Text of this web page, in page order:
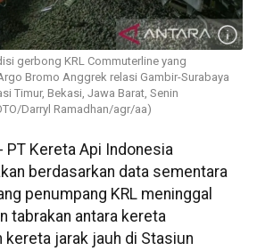
gerbong KRL Commuterline yang
Bromo Anggrek relasi Gambir-Surabaya
Timur, Bekasi, Jawa Barat, Senin
Darryl Ramadhan/agr/aa)
PT Kereta Api Indonesia
berdasarkan data sementara
penumpang KRL meninggal
tabrakan antara kereta
kereta jarak jauh di Stasiun